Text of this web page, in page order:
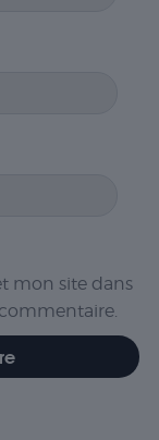
mon site dans